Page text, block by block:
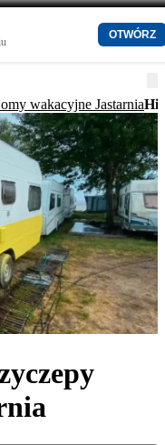
OTWÓRZ
wakacyjne Jastarnia